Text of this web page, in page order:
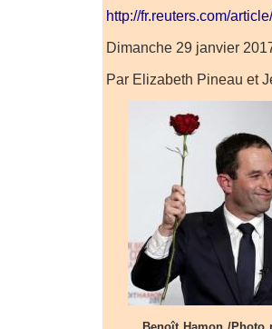
http://fr.reuters.com/
Dimanche 29 janvier
Par Elizabeth Pineau et